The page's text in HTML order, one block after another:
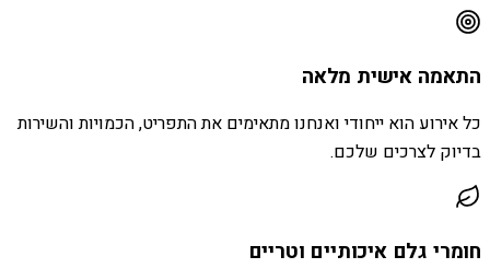
התאמה אישית מלאה
כל אירוע הוא ייחודי ואנחנו מתאימים את התפריט, הכמויות והשירות
בדיוק לצרכים שלכם.
חומרי גלם איכותיים וטריים